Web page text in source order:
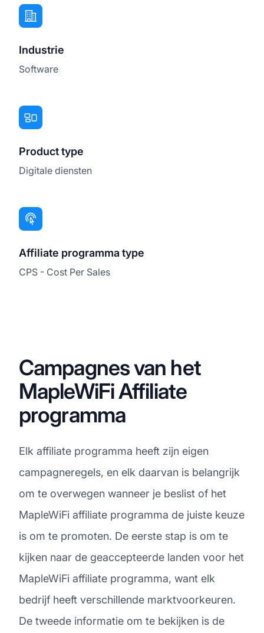
Industrie
Software
Product type
Digitale diensten
Affiliate programma type
CPS - Cost Per Sales
Campagnes van het
MapleWiFi Affiliate
programma
Elk affiliate programma heeft zijn eigen
campagneregels, en elk daarvan is belangrijk
om te overwegen wanneer je beslist of het
MapleWiFi affiliate programma de juiste keuze
is om te promoten. De eerste stap is om te
kijken naar de geaccepteerde landen voor het
MapleWiFi affiliate programma, want elk
bedrijf heeft verschillende marktvoorkeuren.
De tweede informatie om te bekijken is de